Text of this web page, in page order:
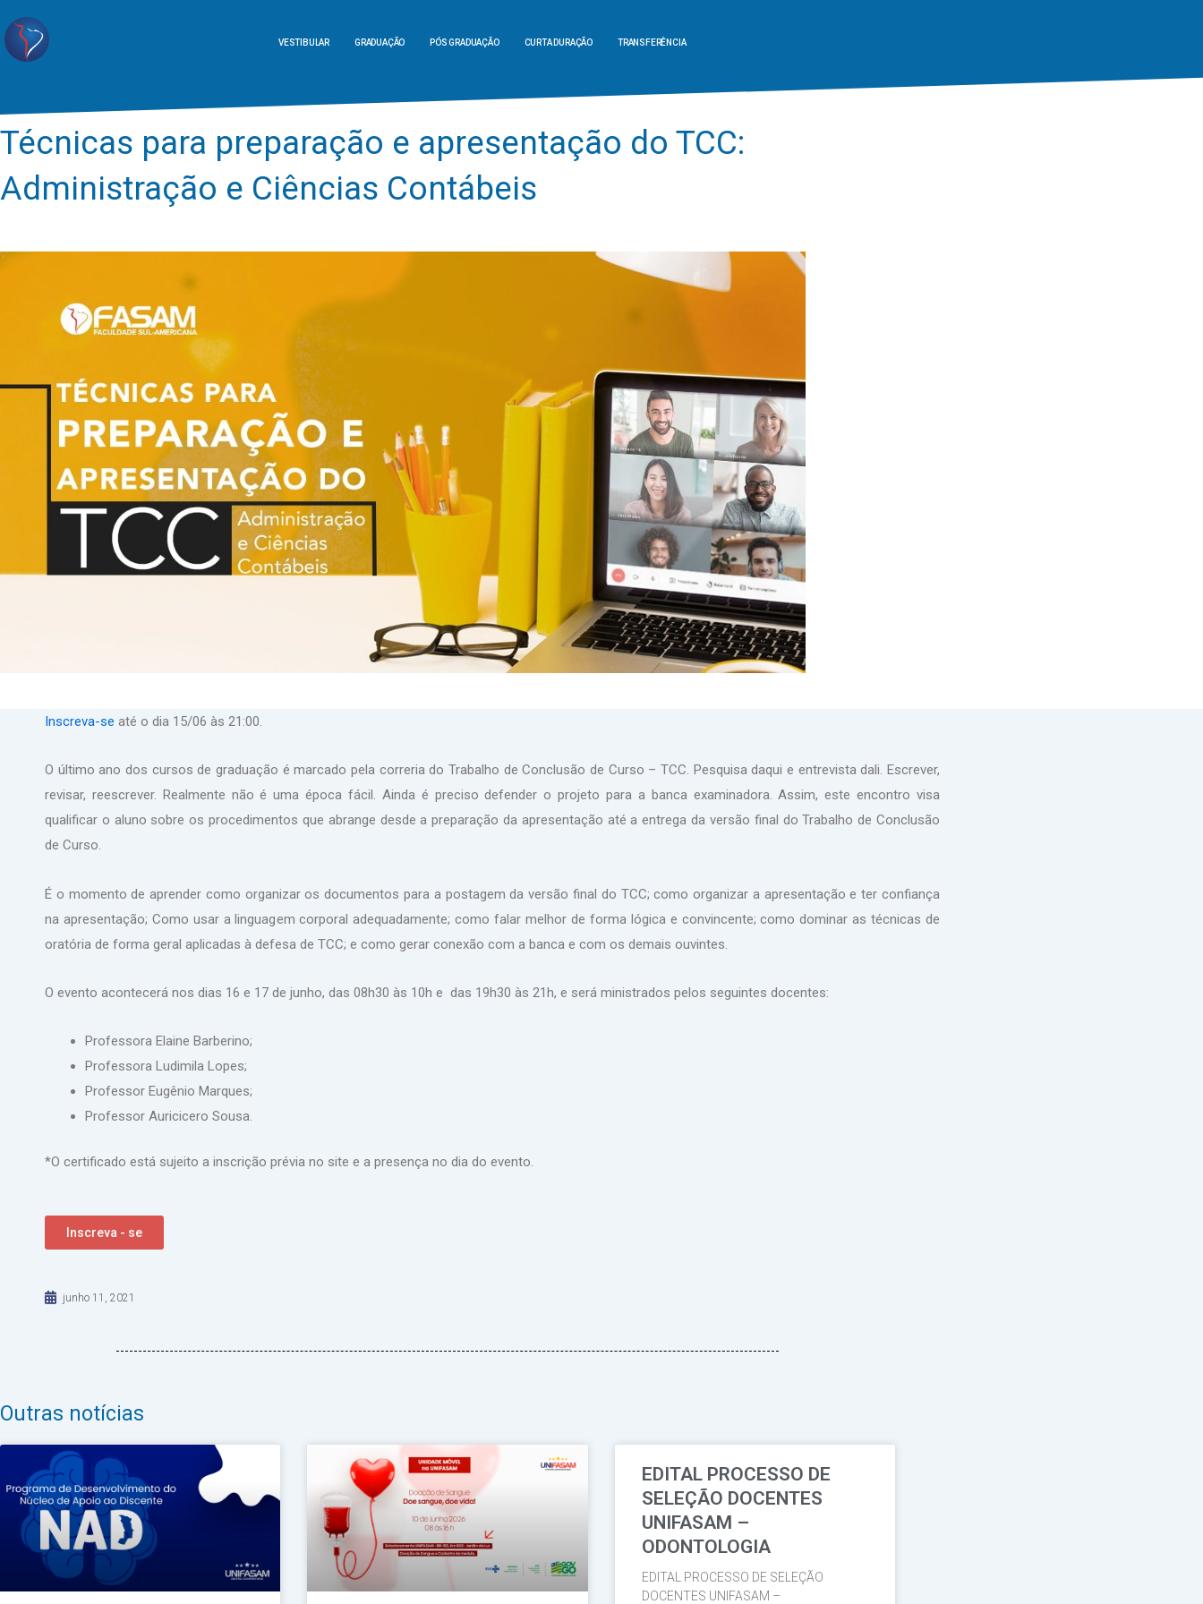
VESTIBULAR GRADUAÇÃO PÓS GRADUAÇÃO CURTA DURAÇÃO TRANSFERÊNCIA
Técnicas para preparação e apresentação do TCC:
Administração e Ciências Contábeis
Inscreva-se até o dia 15/06 às 21:00.
O último ano dos cursos de graduação é marcado pela correria do Trabalho de Conclusão de Curso – TCC. Pesquisa daqui e entrevista dali. Escrever,
revisar, reescrever. Realmente não é uma época fácil. Ainda é preciso defender o projeto para a banca examinadora. Assim, este encontro visa
qualificar o aluno sobre os procedimentos que abrange desde a preparação da apresentação até a entrega da versão final do Trabalho de Conclusão
de Curso.
É o momento de aprender como organizar os documentos para a postagem da versão final do TCC; como organizar a apresentação e ter confiança
na apresentação; Como usar a linguagem corporal adequadamente; como falar melhor de forma lógica e convincente; como dominar as técnicas de
oratória de forma geral aplicadas à defesa de TCC; e como gerar conexão com a banca e com os demais ouvintes.
O evento acontecerá nos dias 16 e 17 de junho, das 08h30 às 10h e das 19h30 às 21h, e será ministrados pelos seguintes docentes:
Professora Elaine Barberino;
Professora Ludimila Lopes;
Professor Eugênio Marques;
Professor Auricicero Sousa.
*O certificado está sujeito a inscrição prévia no site e a presença no dia do evento.
Inscreva - se
junho 11, 2021
Outras notícias
EDITAL PROCESSO DE
SELEÇÃO DOCENTES
UNIFASAM –
ODONTOLOGIA
EDITAL PROCESSO DE SELEÇÃO
DOCENTES UNIFASAM –
Página PáginaPágina